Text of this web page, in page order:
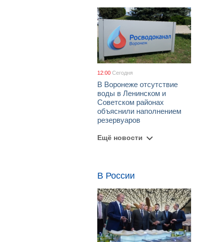
12:00 Сегодня
В Воронеже отсутствие
воды в Ленинском и
Советском районах
объяснили наполнением
резервуаров
Ещё новости
В России